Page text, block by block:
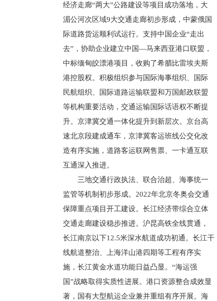
经济走廊“两大”公路建设等项目成功落地，大
湄公河次区域9大交通走廊初步形成，中蒙俄国
际道路货运顺利试运行。支持中国企业“走出
去”，协助企业建立中国—马来西亚港口联盟，
中标缅甸皎漂港项目，收购了希腊比雷埃夫斯
港控股权。积极组织参与国际海事组织、国际
民航组织、国际道路运输联盟和万国邮政联盟
等机构重要活动，交通运输国际话语权不断提
升。京津冀交通一体化提升到新层次。京台高
速北京段建成通车，京津冀客运班线公交化改
造有序实施，道路客运联网售票、一卡通互联
互通深入推进。
三地交通行政执法、联合治超、海事统一
监管等机制初步形成。2022年北京冬奥会交通
保障重点项目开工建设。长江经济带综合立体
交通走廊建设稳步推进。沪昆高铁全线贯通，
长江南京以下12.5米深水航道成功初通。长江干
线航道整治、上海洋山港四期等工程有序实
施，长江黄金水道功能日益凸显。“海运强
国”战略取得实质性进展。港口资源整合成效显
著，国有大型航运企业兼并重组有序开展。海